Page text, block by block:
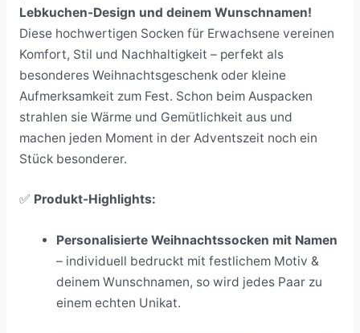
Lebkuchen-Design und deinem Wunschnamen!
Diese hochwertigen Socken für Erwachsene vereinen
Komfort, Stil und Nachhaltigkeit – perfekt als
besonderes Weihnachtsgeschenk oder kleine
Aufmerksamkeit zum Fest. Schon beim Auspacken
strahlen sie Wärme und Gemütlichkeit aus und
machen jeden Moment in der Adventszeit noch ein
Stück besonderer.
✅ Produkt-Highlights:
Personalisierte Weihnachtssocken mit Namen
– individuell bedruckt mit festlichem Motiv &
deinem Wunschnamen, so wird jedes Paar zu
einem echten Unikat.